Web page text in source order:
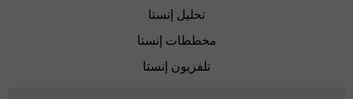
تحليل إنستا
مخططات إنستا
تلفزيون إنستا